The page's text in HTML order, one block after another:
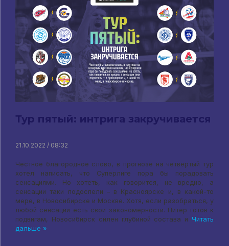
Тур пятый: интрига закручивается
21.10.2022 / 08:32
Честное благородное слово, в прогнозе на четвертый тур
хотел написать, что Суперлиге пора бы порадовать
сенсациями. Но хотеть, как говорится, не вредно, а
сенсации таки подоспели – в Красноярске и, в какой-то
мере, в Новосибирске и Москве. Хотя, если разобраться, у
любой сенсации есть свои закономерности. Питер готов к
подвигам, Новосибирск силен глубиной состава и Читать
дальше »